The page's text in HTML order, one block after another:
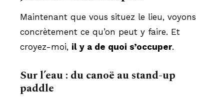
Maintenant que vous situez le lieu, voyons
concrètement ce qu’on peut y faire. Et
croyez-moi, il y a de quoi s’occuper.
Sur l’eau : du canoë au stand-up
paddle